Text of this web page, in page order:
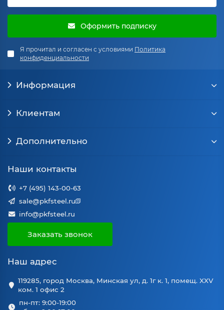
Оформить подписку
Я прочитал и согласен с условиями Политика
конфиденциальности
Информация
Клиентам
Дополнительно
Наши контакты
+7 (495) 143-00-63
sale@pkfsteel.ru
info@pkfsteel.ru
Заказать звонок
Наш адрес
119285, город Москва, Минская ул, д. 1г к. 1, помещ. XXV
ком. 1 офис 2
пн-пт: 9:00-19:00